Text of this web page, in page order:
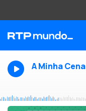
A Minha Cena